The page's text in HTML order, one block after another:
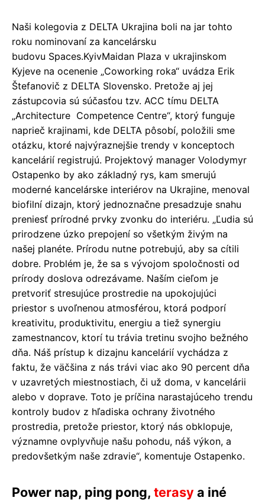
Naši kolegovia z DELTA Ukrajina boli na jar tohto
roku nominovaní za kancelársku
budovu Spaces.KyivMaidan Plaza v ukrajinskom
Kyjeve na ocenenie „Coworking roka“ uvádza Erik
Štefanovič z DELTA Slovensko. Pretože aj jej
zástupcovia sú súčasťou tzv. ACC tímu DELTA
„Architecture Competence Centre“, ktorý funguje
naprieč krajinami, kde DELTA pôsobí, položili sme
otázku, ktoré najvýraznejšie trendy v konceptoch
kancelárií registrujú. Projektový manager Volodymyr
Ostapenko by ako základný rys, kam smerujú
moderné kancelárske interiérov na Ukrajine, menoval
biofilní dizajn, ktorý jednoznačne presadzuje snahu
preniesť prírodné prvky zvonku do interiéru. „Ľudia sú
prirodzene úzko prepojení so všetkým živým na
našej planéte. Prírodu nutne potrebujú, aby sa cítili
dobre. Problém je, že sa s vývojom spoločnosti od
prírody doslova odrezávame. Naším cieľom je
pretvoriť stresujúce prostredie na upokojujúci
priestor s uvoľnenou atmosférou, ktorá podporí
kreativitu, produktivitu, energiu a tiež synergiu
zamestnancov, ktorí tu trávia tretinu svojho bežného
dňa. Náš prístup k dizajnu kancelárií vychádza z
faktu, že väčšina z nás trávi viac ako 90 percent dňa
v uzavretých miestnostiach, či už doma, v kancelárii
alebo v doprave. Toto je príčina narastajúceho trendu
kontroly budov z hľadiska ochrany životného
prostredia, pretože priestor, ktorý nás obklopuje,
významne ovplyvňuje našu pohodu, náš výkon, a
predovšetkým naše zdravie“, komentuje Ostapenko.
Power nap, ping pong, terasya iné